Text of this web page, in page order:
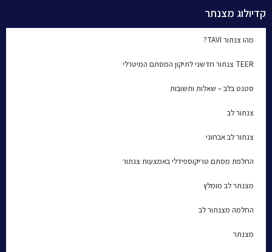
קדיולוג מצנתר
מהו צנתור TAVI?
TEER צנתור חדשני לתיקון המסתם המיטרלי
סטנט בלב – שאלות ותשובות
צנתור לב
צנתור לב אבחוני
החלפת מסתם טריקוספידלי באמצעות צנתור
מצנתר לב מומלץ
החלמה מצנתור לב
מצנתר